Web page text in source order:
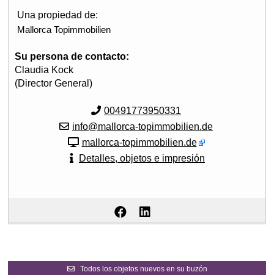
Una propiedad de:
Mallorca Topimmobilien
Su persona de contacto:
Claudia Kock
(Director General)
00491773950331
info@mallorca-topimmobilien.de
mallorca-topimmobilien.de
Detalles, objetos e impresión
Todos los objetos nuevos en su buzón